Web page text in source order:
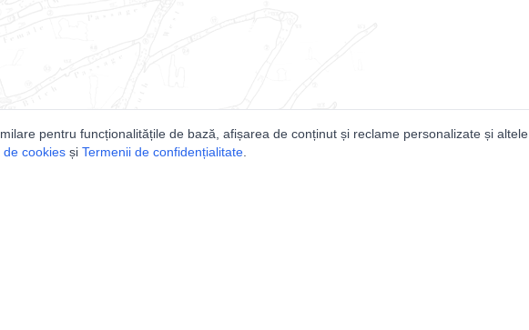
pentru funcționalitățile de bază, afișarea de conținut și reclame personalizate și altele.
de cookies și Termenii de confidențialitate